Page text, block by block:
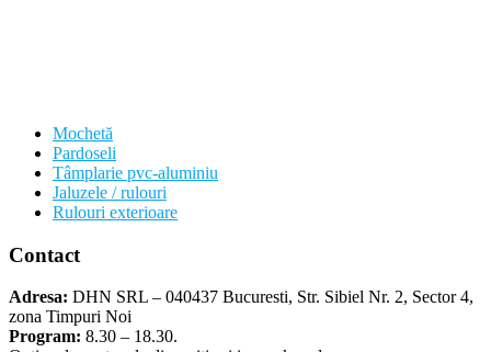
Mochetă
Pardoseli
Tâmplarie pvc-aluminiu
Jaluzele / rulouri
Rulouri exterioare
Contact
Adresa: DHN SRL – 040437 Bucuresti, Str. Sibiel Nr. 2, Sector 4,
zona Timpuri Noi
Program: 8.30 – 18.30.